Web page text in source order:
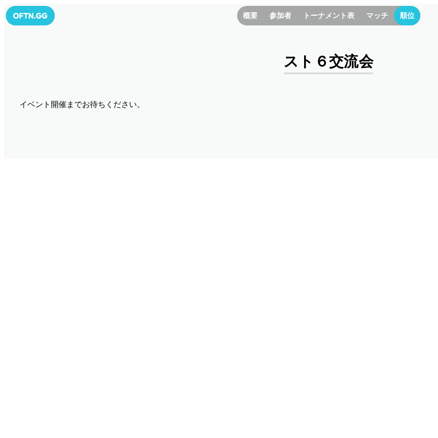
スト６交流会
イベント開催までお待ちください。
概要 参加者 トーナメント表 マッチ 順位